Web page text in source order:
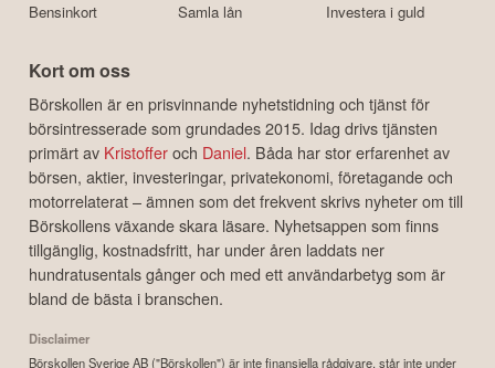
Bensinkort
Samla lån
Investera i guld
Kort om oss
Börskollen är en prisvinnande nyhetstidning och tjänst för
börsintresserade som grundades 2015. Idag drivs tjänsten
primärt av Kristofferoch Daniel. Båda har stor erfarenhet av
börsen, aktier, investeringar, privatekonomi, företagande och
motorrelaterat – ämnen som det frekvent skrivs nyheter om till
Börskollens växande skara läsare. Nyhetsappen som finns
tillgänglig, kostnadsfritt, har under åren laddats ner
hundratusentals gånger och med ett användarbetyg som är
bland de bästa i branschen.
Disclaimer
Börskollen Sverige AB ("Börskollen") är inte finansiella rådgivare, står inte under